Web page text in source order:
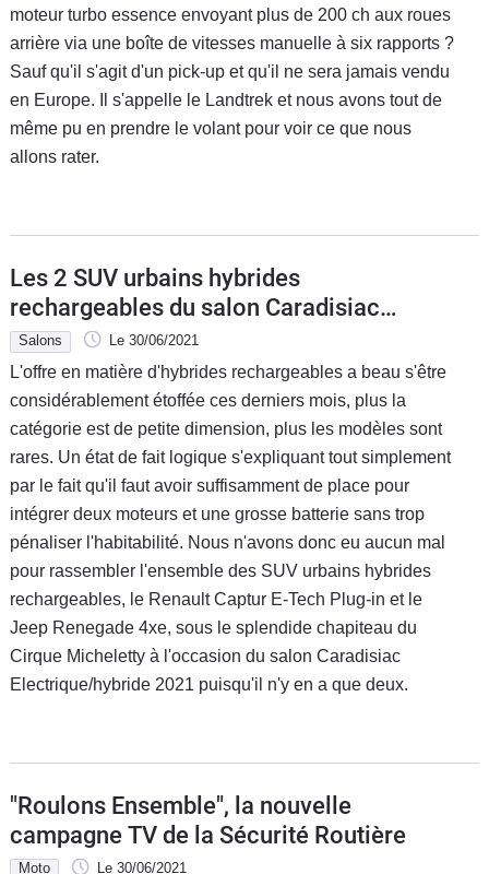
moteur turbo essence envoyant plus de 200 ch aux roues
arrière via une boîte de vitesses manuelle à six rapports ?
Sauf qu'il s'agit d'un pick-up et qu'il ne sera jamais vendu
en Europe. Il s'appelle le Landtrek et nous avons tout de
même pu en prendre le volant pour voir ce que nous
allons rater.
Les 2 SUV urbains hybrides
rechargeables du salon Caradisiac
Electrique/hybride 2021: quel modèle
choisir ?
Salons Le 30/06/2021
L'offre en matière d'hybrides rechargeables a beau s'être
considérablement étoffée ces derniers mois, plus la
catégorie est de petite dimension, plus les modèles sont
rares. Un état de fait logique s'expliquant tout simplement
par le fait qu'il faut avoir suffisamment de place pour
intégrer deux moteurs et une grosse batterie sans trop
pénaliser l'habitabilité. Nous n'avons donc eu aucun mal
pour rassembler l'ensemble des SUV urbains hybrides
rechargeables, le Renault Captur E-Tech Plug-in et le
Jeep Renegade 4xe, sous le splendide chapiteau du
Cirque Micheletty à l'occasion du salon Caradisiac
Electrique/hybride 2021 puisqu'il n'y en a que deux.
"Roulons Ensemble", la nouvelle
campagne TV de la Sécurité Routière
Moto Le 30/06/2021